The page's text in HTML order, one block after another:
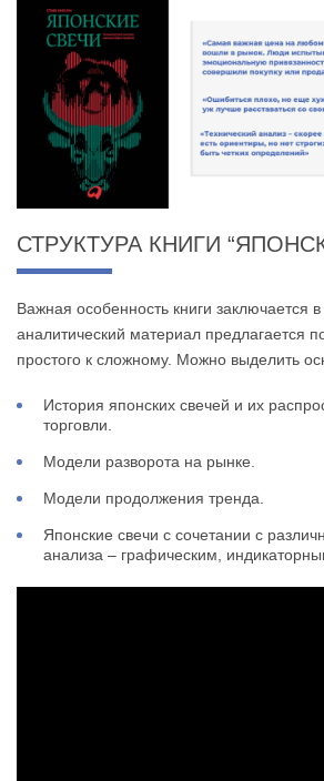
СТРУКТУРА КНИГИ
Важная особенность книги заключается
аналитический материал предлагается
простого к сложному. Можно выделить
История японских свечей и их
торговли.
Модели разворота на рынке.
Модели продолжения тренда.
Японские свечи с сочетании с
анализа – графическим,